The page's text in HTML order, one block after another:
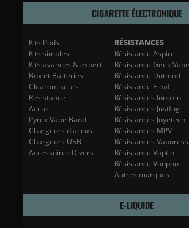
CIGARETTE ÉLECTRONIQUE
Kits Pods
Kits simples
Kits avancés & expert
Box et Batteries
Clearomiseurs
Resistance
Accus
Pyrex Vape Band
Chargeurs d'accus
Chargeurs USB
Accessoires Divers
RÉSISTANCES
Résistance Aspire
Résistance Geek Vape
Résistance Dotmod
Résistance Eleaf
Résistances Innokin
Résistances Justfog
Résistances Joyetech
Résistances MPV
Résistances
Résistance Vaptio
Résistance Voopoo
Autres marques
E-LIQUIDE